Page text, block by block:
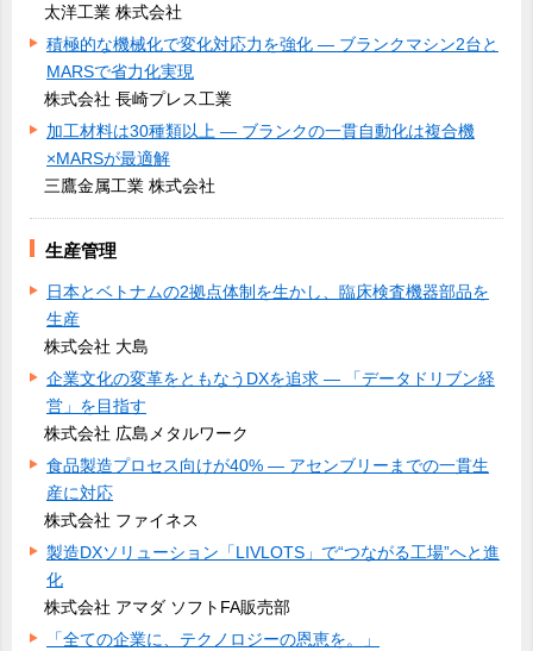
太洋工業 株式会社
積極的な機械化で変化対応力を強化 ― ブランクマシン2台と
MARSで省力化実現
株式会社 長崎プレス工業
加工材料は30種類以上 ― ブランクの一貫自動化は複合機
×MARSが最適解
三鷹金属工業 株式会社
生産管理
日本とベトナムの2拠点体制を生かし、臨床検査機器部品を
生産
株式会社 大島
企業文化の変革をともなうDXを追求 ― 「データドリブン経
営」を目指す
株式会社 広島メタルワーク
食品製造プロセス向けが40% ― アセンブリーまでの一貫生
産に対応
株式会社 ファイネス
製造DXソリューション「LIVLOTS」で“つながる工場”へと進
化
株式会社 アマダ ソフトFA販売部
「全ての企業に、テクノロジーの恩恵を。」